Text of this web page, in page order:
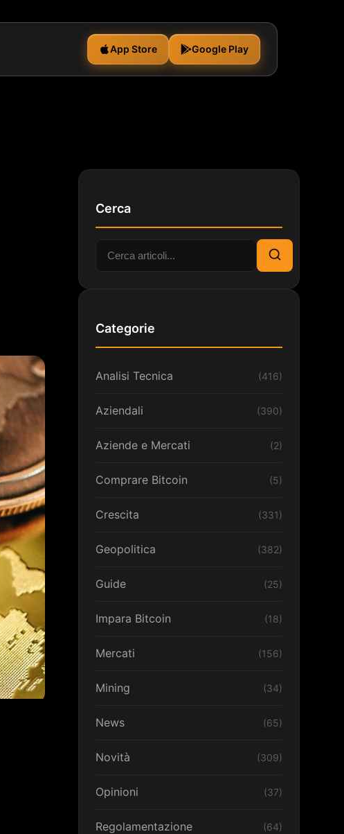
App Store Google Play
Cerca
Cerca:
Cerca
Categorie
Analisi Tecnica (416)
Aziendali (390)
Aziende e Mercati (2)
Comprare Bitcoin (5)
Crescita (331)
Geopolitica (382)
Guide (25)
Impara Bitcoin (18)
Mercati (156)
Mining (34)
News (65)
Novità (309)
Opinioni (37)
Regolamentazione (64)